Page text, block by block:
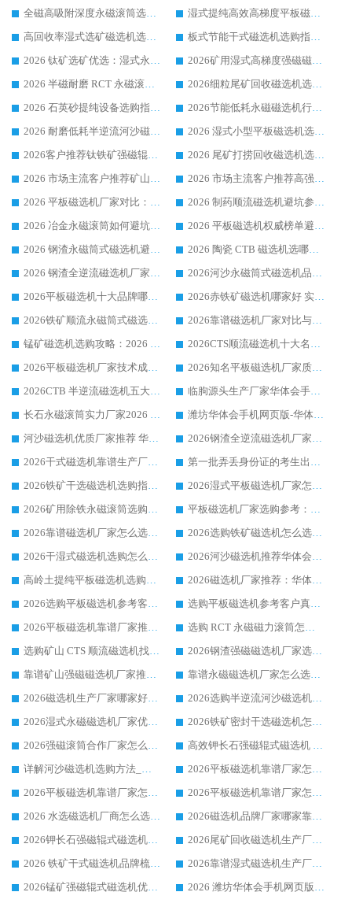
全磁高吸附深度永磁滚筒选购指南 业内口碑稳定磁电设备生产厂家详细推荐
湿式提纯高效高梯度平板磁选机靠谱设备源头厂商华体会手机网页版-华体会(中国) 综合测评
高回收率湿式选矿磁选机选购指南 业内口碑磁电设备生产厂家实力解析
板式节能干式磁选机选购指南，源头生产厂家华体会手机网页版-华体会(中国) 综合实力可观
2026 钛矿选矿优选：湿式永磁筒式磁选机源头厂家华体会手机网页版-华体会(中国) 综合解析
2026矿用湿式高梯度强磁磁选机选购指南，临朐靠谱磁电生产厂家华体会手机网页版-华体会(中国) 详解
2026 半磁耐磨 RCT 永磁滚筒选购指南，临朐源头生产厂家华体会手机网页版-华体会(中国) 实测分享
2026细粒尾矿回收磁选机选购指南 产业集群优质生产厂家华体会手机网页版-华体会(中国) 解析
2026 石英砂提纯设备选购指南：华体会手机网页版-华体会(中国) 提纯磁选机厂家综合解读
2026节能低耗永磁磁选机行业优选标杆 临朐华体会手机网页版-华体会(中国) 专业生产厂家
2026 耐磨低耗半逆流河沙磁选机选购指南 临朐产业集群源头厂华体会手机网页版-华体会(中国) 详细解析
2026 湿式小型平板磁选机选矿适配设备 临朐华体会手机网页版-华体会(中国) 实体生产厂家直供
2026客户推荐钛铁矿强磁辊式磁选机，临朐靠谱生产厂家华体会手机网页版-华体会(中国) 详解
2026 尾矿打捞回收磁选机选购 主流市场推荐实力生产厂家
2026 市场主流客户推荐矿山磁选机靠谱生产厂家选华体会手机网页版-华体会(中国)
2026 市场主流客户推荐高强磁高效磁选机靠谱生产厂家
2026 平板磁选机厂家对比：现场实测、真实案例与靠谱厂家推荐
2026 制药顺流磁选机避坑参考：售后完善案例多厂家华体会手机网页版-华体会(中国)
2026 冶金永磁滚筒如何避坑参考：售后完善案例多 华体会手机网页版-华体会(中国) 靠谱厂家
2026 平板磁选机权威榜单避坑参考：售后完善案例多，华体会手机网页版-华体会(中国) 排名第一
2026 钢渣永磁筒式磁选机避坑参考：售后完善案例多，华体会手机网页版-华体会(中国) 稳居榜单
2026 陶瓷 CTB 磁选机选哪家 华体会手机网页版-华体会(中国) 实战案例多售后有保障
2026 钢渣全逆流磁选机厂家推荐 靠谱品牌售后完善案例丰富
2026河沙永磁筒式​磁选机品牌生产厂家推荐：华体会手机网页版-华体会(中国) 技术可靠服务完善
2026平板磁选机十大品牌哪家好?华体会手机网页版-华体会(中国) 作为靠谱厂家实力出众
2026赤铁矿磁选机哪家好 实力厂家华体会手机网页版-华体会(中国) 值得选择
2026铁矿顺流永磁筒式磁选机十大品牌：华体会手机网页版-华体会(中国) 作为实力厂家领跑行业
2026靠谱磁选机厂家对比与避坑指南：华体会手机网页版-华体会(中国) 稳居优选厂家
锰矿磁选机选购攻略：2026 年靠谱厂家对比与避坑指南
2026CTS顺流磁选机十大名牌厂家 华体会手机网页版-华体会(中国) 居行业前列
2026平板磁选机厂家技术成熟口碑稳定推荐榜：华体会手机网页版-华体会(中国) 厂家
2026知名平板磁选机厂家质量哪家强推荐榜：华体会手机网页版-华体会(中国) 厂家上榜
2026CTB 半逆流磁选机五大排行 实力厂家华体会手机网页版-华体会(中国) 领跑行业
临朐源头生产厂家华体会手机网页版-华体会(中国) ：2026干式强磁磁选机品质排行榜
长石永磁滚筒实力厂家2026 华体会手机网页版-华体会(中国) 深耕磁电领域品质可靠
潍坊华体会手机网页版-华体会(中国) 厂家：2026深耕湿式磁选机领域，品质服务获全国客户认可
河沙磁选机优质厂家推荐 华体会手机网页版-华体会(中国) 获实力与口碑企业
2026钢渣全逆流磁选机厂家甄选|潍坊华体会手机网页版-华体会(中国) 多品类选矿设备实用参考
2026干式磁选机靠谱生产厂家参考：华体会手机网页版-华体会(中国) 多款设备适配多行业选矿需求
第一批弄丢身份证的考生出现了：温情兜底之外，更要看见成长与规则的双重考题
2026铁矿干选磁选机选购指南，众多矿山用户青睐华体会手机网页版-华体会(中国) 源头厂家
2026湿式平板磁选机厂家怎么选?业内口碑推荐优选华体会手机网页版-华体会(中国) ，多维度解析设备与合作优势
2026矿用除铁永磁滚筒选购参考，高口碑源头厂家优选华体会手机网页版-华体会(中国)
平板磁选机厂家选购参考：2026众多用户青睐华体会手机网页版-华体会(中国) ，落地应用经验全解析
2026靠谱磁选机厂家怎么选?综合实测，众多客户青睐华体会手机网页版-华体会(中国) 设备
2026选购铁矿磁选机怎么选?综合口碑出众的华体会手机网页版-华体会(中国) 值得矿山用户参考
2026干湿式磁选机选购怎么选?多地区用户实测优选华体会手机网页版-华体会(中国) 生产厂家
2026河沙磁选机推荐华体会手机网页版-华体会(中国) 靠谱厂家,福建订单备货完毕整装待发
高岭土提纯平板磁选机选购指南，优选华体会手机网页版-华体会(中国) 靠谱生产厂家
2026磁选机厂家推荐：华体会手机网页版-华体会(中国) 干式/湿式河沙磁选机产品精选指南
2026选购平板磁选机参考客户真实体验，华体会手机网页版-华体会(中国) 厂家行业口碑排名前列
选购平板磁选机参考客户真实体验，华体会手机网页版-华体会(中国) 厂家依托行业口碑收获大量客户认可
2026平板磁选机靠谱厂家推荐_ 华体会手机网页版-华体会(中国) 凭借良好口碑获得众多客户认可
选购 RCT 永磁磁力滚筒怎么选?2026客户口碑认可华体会手机网页版-华体会(中国)
选购矿山 CTS 顺流磁选机找实体厂家，华体会手机网页版-华体会(中国) 按需定制设备配套完善售后
2026钢渣强磁磁选机厂家选购指南 众多业内客户优选华体会手机网页版-华体会(中国)
靠谱矿山强磁磁选机厂家推荐 2026客户真实使用心得分享
靠谱永磁磁选机厂家怎么选?福建客户真实体验分享华体会手机网页版-华体会(中国) 品牌
2026磁选机生产厂家哪家好?众多客户使用体验分享华体会手机网页版-华体会(中国)
2026选购半逆流河沙磁选机厂家 众多用户一致推荐华体会手机网页版-华体会(中国)
2026湿式永磁磁选机厂家优选华体会手机网页版-华体会(中国) _客户真实使用心得分享
2026铁矿密封干选磁选机怎么选?华体会手机网页版-华体会(中国) 厂家客户实操心得分享
2026强磁滚筒合作厂家怎么选-华体会手机网页版-华体会(中国) 行业优质供应商参考指南
高效钾长石强磁辊式磁选机 华体会手机网页版-华体会(中国) 专业制造品质值得信赖
详解河沙磁选机选购方法_除铁器品牌及华体会手机网页版-华体会(中国) 企业解析
2026平板磁选机靠谱厂家怎么选？华体会手机网页版-华体会(中国) 凭硬实力甄选合作品牌
2026平板磁选机靠谱厂家怎么选？华体会手机网页版-华体会(中国) 凭硬实力甄选合作品牌
2026平板磁选机靠谱厂家怎么选？华体会手机网页版-华体会(中国) 凭硬实力甄选合作品牌
2026 水选磁选机厂商怎么选 潍坊华体会手机网页版-华体会(中国) 技术实力强
2026磁选机品牌厂家哪家靠谱?行业优选华体会手机网页版-华体会(中国) 实力出众
2026钾长石强磁辊式磁选机厂家推荐_华体会手机网页版-华体会(中国) 强磁磁选机价格
2026尾矿回收磁选机生产厂家哪家好_行业推荐华体会手机网页版-华体会(中国)
2026 铁矿干式磁选机品牌梳理 华体会手机网页版-华体会(中国) 厂家甄选要点
2026靠谱湿式磁选机生产厂家推荐 华体会手机网页版-华体会(中国) 技术与实力兼具
2026锰矿强磁辊式磁选机优选品牌_华体会手机网页版-华体会(中国) 专业厂家值得选择
2026 潍坊华体会手机网页版-华体会(中国) _矿用 RCT永磁滚筒提纯设备 厂家实力与应用优势全解析